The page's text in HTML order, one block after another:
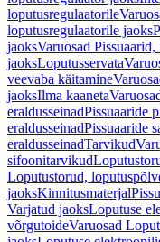
loputusregulaatorile
loputusregulaatorile jaoks
jaoksVaruosad
jaoksLoputusservata
veevaba käitamine
jaoksIlma kaaneta
eraldusseinadPissuaaride
eraldusseinadPissuaaride
eraldusseinadTarvikud
sifoonitarvikud
Loputustorud,
jaoksKinnitusmaterjal
Varjatud jaoksLoputuse
võrgutoideVaruosad